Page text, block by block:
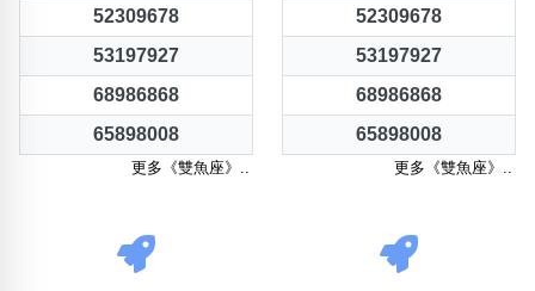
52309678
53197927
68986868
65898008
更多《雙魚座》..
52309678
53197927
68986868
65898008
更多《雙魚座》..